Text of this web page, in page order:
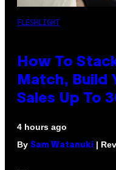
FLESHLIGHT
How To
Match, Build
Sales Up To
4 hours ago
By Sam Watanuki |